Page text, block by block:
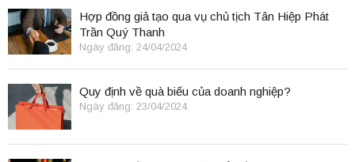
Hợp đồng giả tạo qua vụ chủ tịch Tân Hiệp Phát
Trần Quý Thanh
Ngày đăng: 24/04/2024
Quy định về quà biếu của doanh nghiệp?
Ngày đăng: 23/04/2024